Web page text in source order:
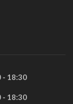
- 18:30
- 18:30